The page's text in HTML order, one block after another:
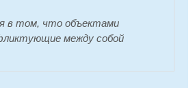
в том, что объектами
между собой